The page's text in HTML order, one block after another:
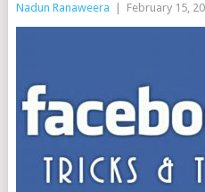
Nadun Ranaweera February 15,